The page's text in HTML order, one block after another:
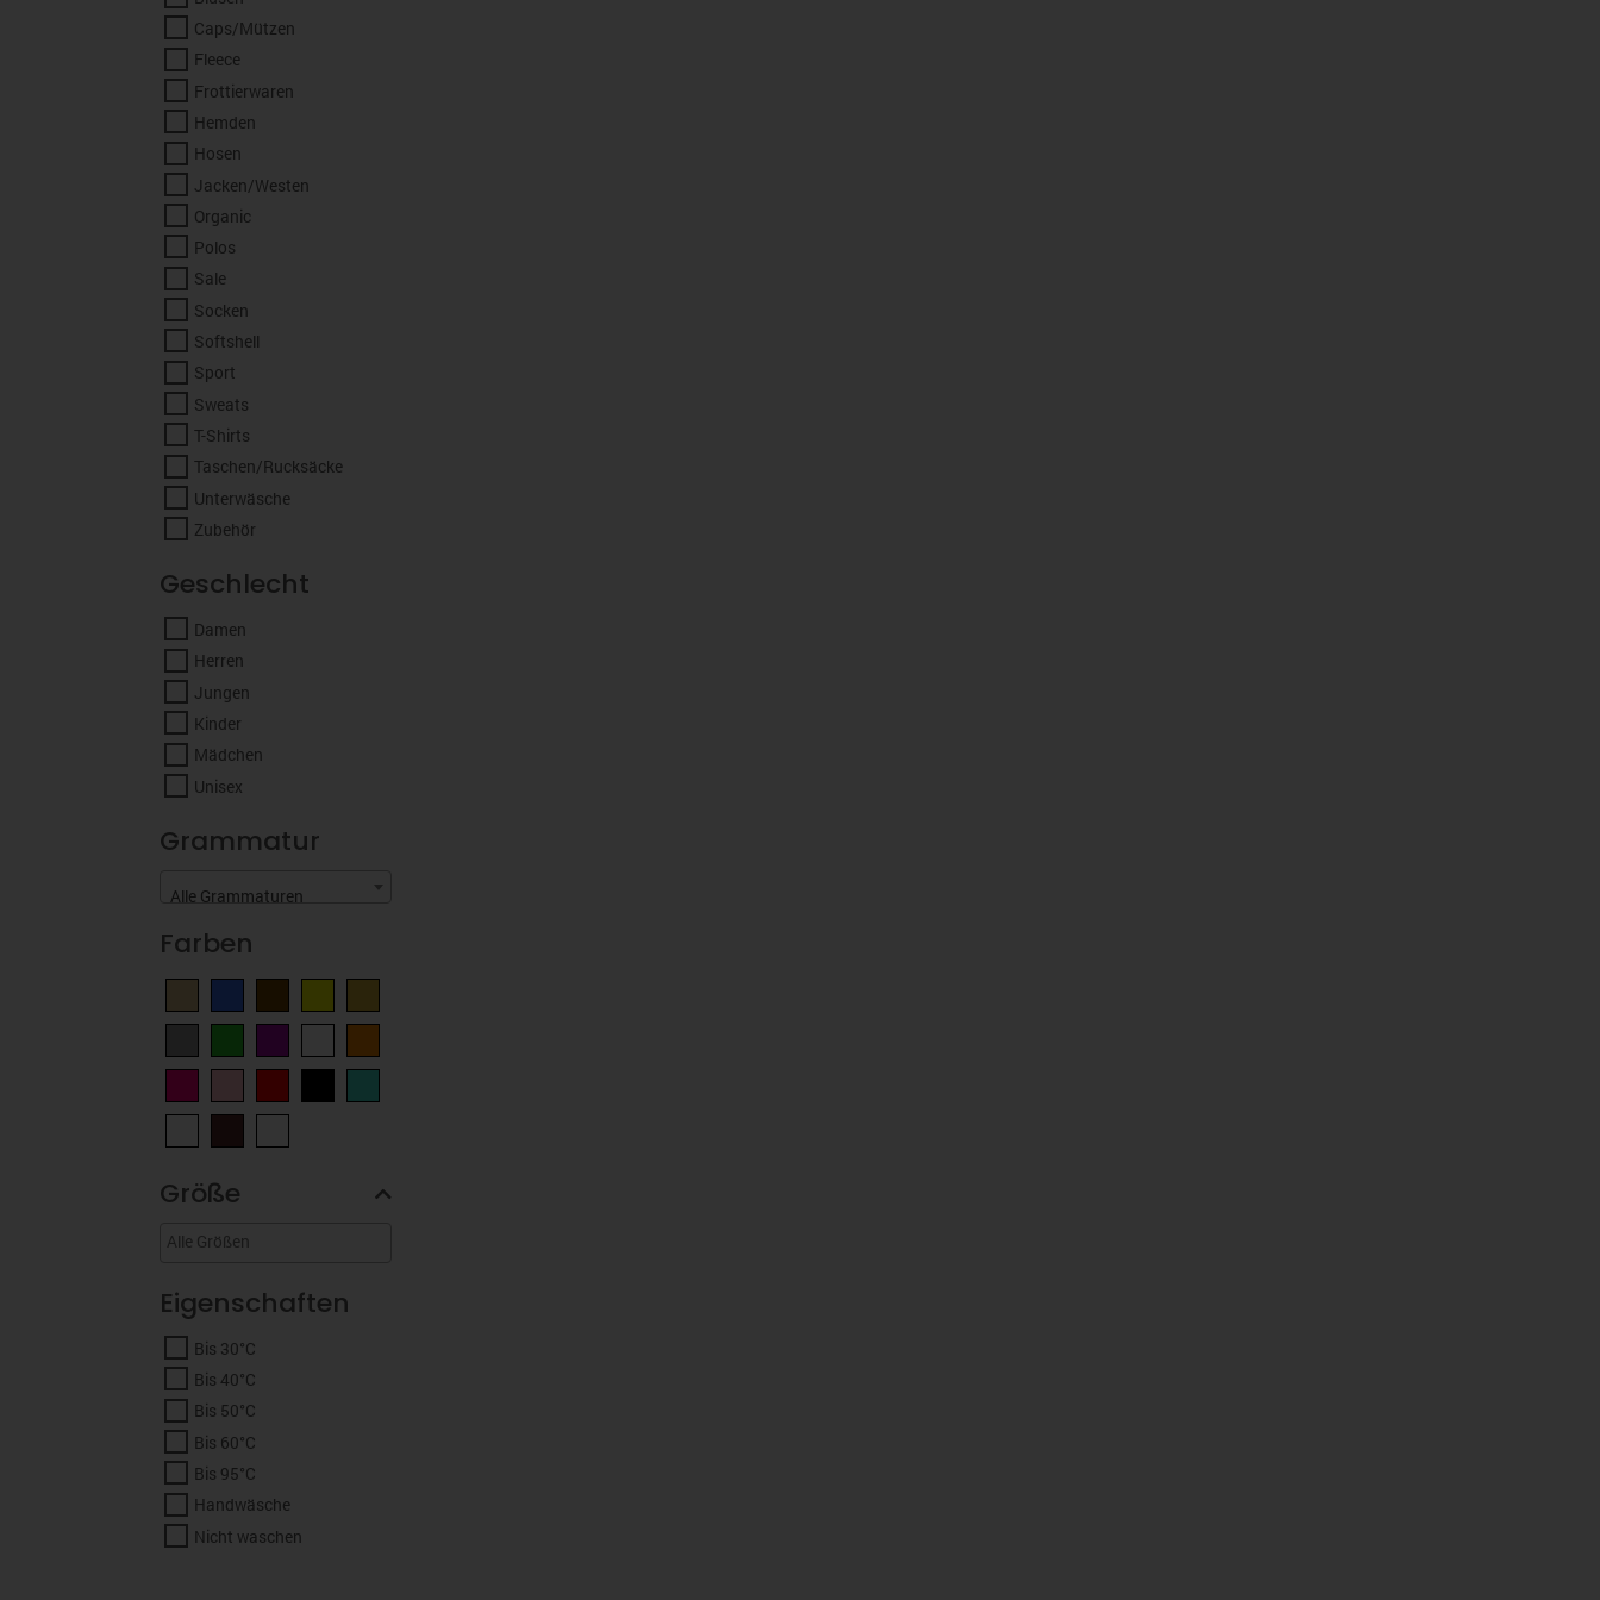
Caps/Mützen
Fleece
Frottierwaren
Hemden
Hosen
Jacken/Westen
Organic
Polos
Sale
Socken
Softshell
Sport
Sweats
T-Shirts
Taschen/Rucksäcke
Unterwäsche
Zubehör
Geschlecht
Damen
Herren
Jungen
Kinder
Mädchen
Unisex
Grammatur
Alle Grammaturen
Farben
Größe
Eigenschaften
Bis 30°C
Bis 40°C
Bis 50°C
Bis 60°C
Bis 95°C
Handwäsche
Nicht waschen